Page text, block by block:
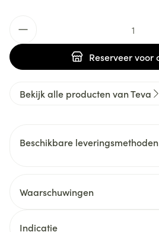
Reserveervoor
Bekijk alle producten van Teva
Beschikbare leveringsmethoden
Waarschuwingen
Indicatie